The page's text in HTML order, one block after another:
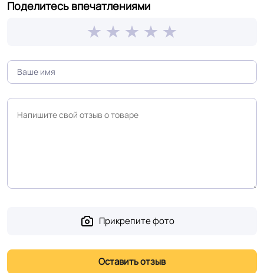
Коэффициент
R10
Срок службы 15 лет
Длина рулон. 23 м
Форма поставки и мин.
(max +27C)
Поделитесь впечатлениями
Прикрепите фото